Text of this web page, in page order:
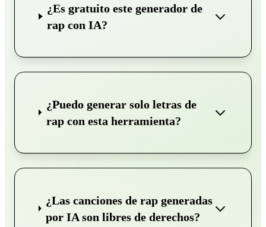
¿Es gratuito este generador de
rap con IA?
¿Puedo generar solo letras de
rap con esta herramienta?
¿Las canciones de rap generadas
por IA son libres de derechos?